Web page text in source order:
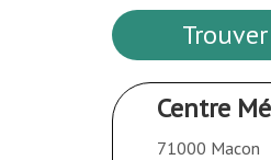
Centre
71000 Macon